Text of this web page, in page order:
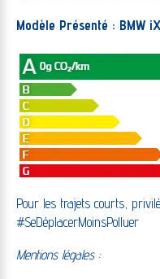
Modèle Présenté : BMW
Pour les trajets courts,
#SeDéplacerMoinsPolluer
Mentions légales :